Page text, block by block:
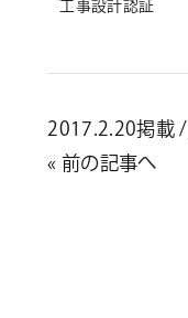
工事設計認証
2017.2.20掲載 /
« 前の記事へ